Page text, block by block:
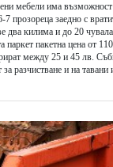
мебели има
7 прозореца заедно с
два килима и до 20
паркет пакетна цена от
между 25 и 45 лв.
и на тавани